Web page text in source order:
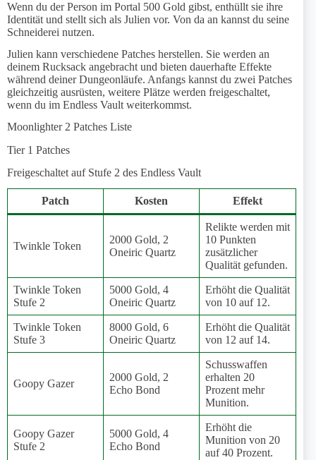
Wenn du der Person im Portal 500 Gold gibst, enthüllt sie ihre
Identität und stellt sich als Julien vor. Von da an kannst du seine
Schneiderei nutzen.
Julien kann verschiedene Patches herstellen. Sie werden an
deinem Rucksack angebracht und bieten dauerhafte Effekte
während deiner Dungeonläufe. Anfangs kannst du zwei Patches
gleichzeitig ausrüsten, weitere Plätze werden freigeschaltet,
wenn du im Endless Vault weiterkommst.
Moonlighter 2 Patches Liste
Tier 1 Patches
Freigeschaltet auf Stufe 2 des Endless Vault
Patch Kosten Effekt
Twinkle Token
2000 Gold, 2
Oneiric Quartz
Relikte werden mit
10 Punkten
zusätzlicher
Qualität gefunden.
Twinkle Token
Stufe 2
5000 Gold, 4
Oneiric Quartz
Erhöht die Qualität
von 10 auf 12.
Twinkle Token
Stufe 3
8000 Gold, 6
Oneiric Quartz
Erhöht die Qualität
von 12 auf 14.
Goopy Gazer
2000 Gold, 2
Echo Bond
Schusswaffen
erhalten 20
Prozent mehr
Munition.
Goopy Gazer
Stufe 2
5000 Gold, 4
Echo Bond
Erhöht die
Munition von 20
auf 40 Prozent.